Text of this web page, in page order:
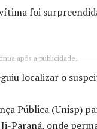
foi
após a publicidade..
localizar o
Pública (Unisp)
onde